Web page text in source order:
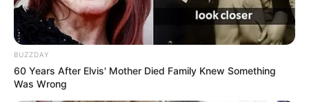
BUZZDAY
60 Years After Elvis' Mother Died Family Knew Something
Was Wrong